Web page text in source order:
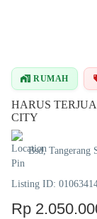
RUMAH
HARUS
CITY
Bsd, Tangerang
Listing ID:
Rp